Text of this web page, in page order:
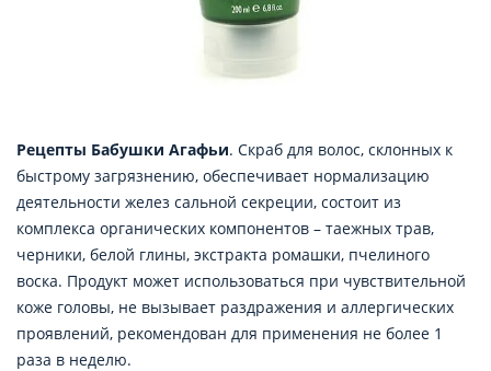
Рецепты Бабушки Агафьи. Скраб для волос, склонных к
быстрому загрязнению, обеспечивает нормализацию
деятельности желез сальной секреции, состоит из
комплекса органических компонентов – таежных трав,
черники, белой глины, экстракта ромашки, пчелиного
воска. Продукт может использоваться при чувствительной
коже головы, не вызывает раздражения и аллергических
проявлений, рекомендован для применения не более 1
раза в неделю.